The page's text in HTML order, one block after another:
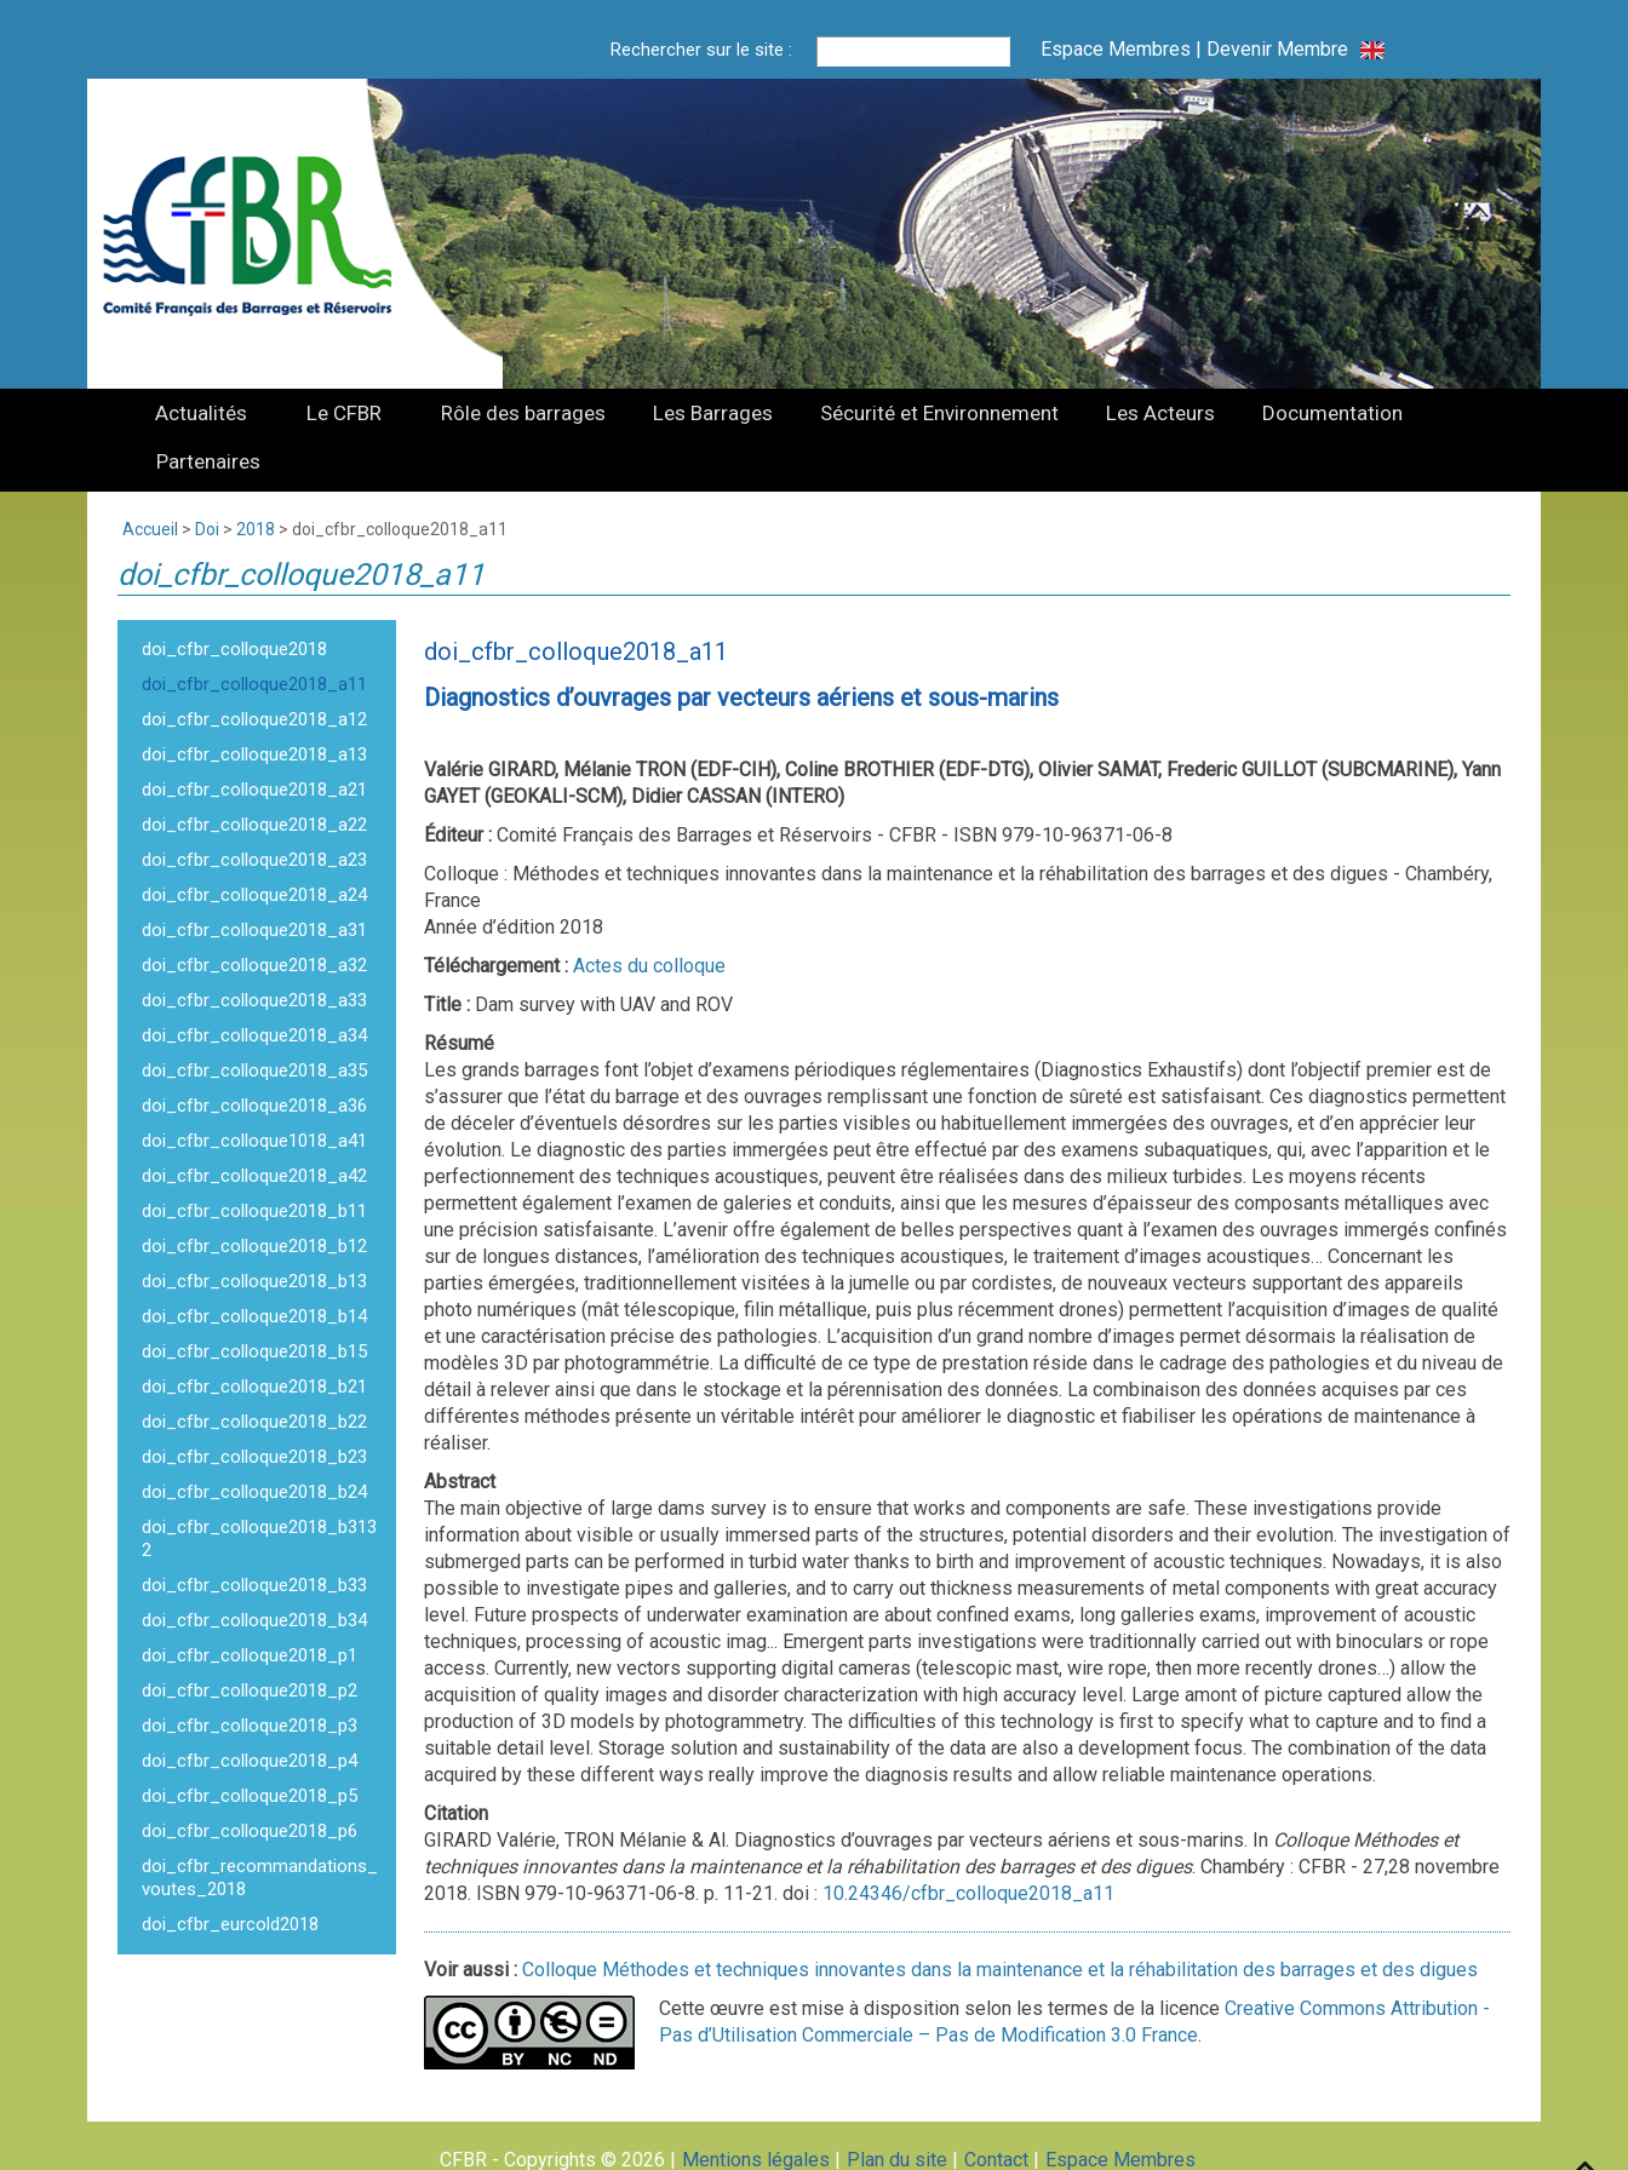
Rechercher sur le site : Espace Membres | Devenir Membre
Actualités Le CFBR Rôle des barrages Les Barrages Sécurité et Environnement Les Acteurs
Documentation
Partenaires
Accueil > Doi > 2018 > doi_cfbr_colloque2018_a11
doi_cfbr_colloque2018_a11
doi_cfbr_colloque2018
doi_cfbr_colloque2018_a11
doi_cfbr_colloque2018_a12
doi_cfbr_colloque2018_a13
doi_cfbr_colloque2018_a21
doi_cfbr_colloque2018_a22
doi_cfbr_colloque2018_a23
doi_cfbr_colloque2018_a24
doi_cfbr_colloque2018_a31
doi_cfbr_colloque2018_a32
doi_cfbr_colloque2018_a33
doi_cfbr_colloque2018_a34
doi_cfbr_colloque2018_a35
doi_cfbr_colloque2018_a36
doi_cfbr_colloque1018_a41
doi_cfbr_colloque2018_a42
doi_cfbr_colloque2018_b11
doi_cfbr_colloque2018_b12
doi_cfbr_colloque2018_b13
doi_cfbr_colloque2018_b14
doi_cfbr_colloque2018_b15
doi_cfbr_colloque2018_b21
doi_cfbr_colloque2018_b22
doi_cfbr_colloque2018_b23
doi_cfbr_colloque2018_b24
doi_cfbr_colloque2018_b313
2
doi_cfbr_colloque2018_b33
doi_cfbr_colloque2018_b34
doi_cfbr_colloque2018_p1
doi_cfbr_colloque2018_p2
doi_cfbr_colloque2018_p3
doi_cfbr_colloque2018_p4
doi_cfbr_colloque2018_p5
doi_cfbr_colloque2018_p6
doi_cfbr_recommandations_
voutes_2018
doi_cfbr_eurcold2018
doi_cfbr_colloque2018_a11
Diagnostics d’ouvrages par vecteurs aériens et sous-marins
Valérie GIRARD, Mélanie TRON (EDF-CIH), Coline BROTHIER (EDF-DTG), Olivier SAMAT, Frederic GUILLOT (SUBCMARINE), Yann
GAYET (GEOKALI-SCM), Didier CASSAN (INTERO)
Éditeur : Comité Français des Barrages et Réservoirs - CFBR - ISBN 979-10-96371-06-8
Colloque : Méthodes et techniques innovantes dans la maintenance et la réhabilitation des barrages et des digues - Chambéry,
France
Année d’édition 2018
Téléchargement : Actes du colloque
Title : Dam survey with UAV and ROV
Résumé
Les grands barrages font l’objet d’examens périodiques réglementaires (Diagnostics Exhaustifs) dont l’objectif premier est de
s’assurer que l’état du barrage et des ouvrages remplissant une fonction de sûreté est satisfaisant. Ces diagnostics permettent
de déceler d’éventuels désordres sur les parties visibles ou habituellement immergées des ouvrages, et d’en apprécier leur
évolution. Le diagnostic des parties immergées peut être effectué par des examens subaquatiques, qui, avec l’apparition et le
perfectionnement des techniques acoustiques, peuvent être réalisées dans des milieux turbides. Les moyens récents
permettent également l’examen de galeries et conduits, ainsi que les mesures d’épaisseur des composants métalliques avec
une précision satisfaisante. L’avenir offre également de belles perspectives quant à l’examen des ouvrages immergés confinés
sur de longues distances, l’amélioration des techniques acoustiques, le traitement d’images acoustiques… Concernant les
parties émergées, traditionnellement visitées à la jumelle ou par cordistes, de nouveaux vecteurs supportant des appareils
photo numériques (mât télescopique, filin métallique, puis plus récemment drones) permettent l’acquisition d’images de qualité
et une caractérisation précise des pathologies. L’acquisition d’un grand nombre d’images permet désormais la réalisation de
modèles 3D par photogrammétrie. La difficulté de ce type de prestation réside dans le cadrage des pathologies et du niveau de
détail à relever ainsi que dans le stockage et la pérennisation des données. La combinaison des données acquises par ces
différentes méthodes présente un véritable intérêt pour améliorer le diagnostic et fiabiliser les opérations de maintenance à
réaliser.
Abstract
The main objective of large dams survey is to ensure that works and components are safe. These investigations provide
information about visible or usually immersed parts of the structures, potential disorders and their evolution. The investigation of
submerged parts can be performed in turbid water thanks to birth and improvement of acoustic techniques. Nowadays, it is also
possible to investigate pipes and galleries, and to carry out thickness measurements of metal components with great accuracy
level. Future prospects of underwater examination are about confined exams, long galleries exams, improvement of acoustic
techniques, processing of acoustic imag... Emergent parts investigations were traditionnally carried out with binoculars or rope
access. Currently, new vectors supporting digital cameras (telescopic mast, wire rope, then more recently drones…) allow the
acquisition of quality images and disorder characterization with high accuracy level. Large amont of picture captured allow the
production of 3D models by photogrammetry. The difficulties of this technology is first to specify what to capture and to find a
suitable detail level. Storage solution and sustainability of the data are also a development focus. The combination of the data
acquired by these different ways really improve the diagnosis results and allow reliable maintenance operations.
Citation
GIRARD Valérie, TRON Mélanie & Al. Diagnostics d’ouvrages par vecteurs aériens et sous-marins. In Colloque Méthodes et
techniques innovantes dans la maintenance et la réhabilitation des barrages et des digues. Chambéry : CFBR - 27,28 novembre
2018. ISBN 979-10-96371-06-8. p. 11-21. doi : 10.24346/cfbr_colloque2018_a11
Voir aussi : Colloque Méthodes et techniques innovantes dans la maintenance et la réhabilitation des barrages et des digues
Cette œuvre est mise à disposition selon les termes de la licence Creative Commons Attribution -
Pas d’Utilisation Commerciale – Pas de Modification 3.0 France.
CFBR - Copyrights © 2026 Mentions légales Plan du site Contact Espace Membres